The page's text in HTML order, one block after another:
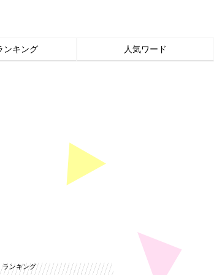
ンキング 人気ワード
ランキング